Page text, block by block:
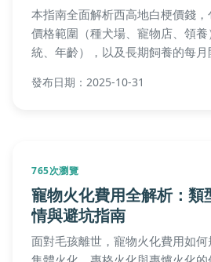
本指南全面解析西高地白梗價錢
價格範圍（種犬場、寵物店、領
統、年齡），以及長期飼養的每月
照顧的所有疑問，確保養寵預算透
發布日期：2025-10-31
765次瀏覽
寵物火化費用全解析：類
情與避坑指南
面對毛孩離世，寵物火化費用如